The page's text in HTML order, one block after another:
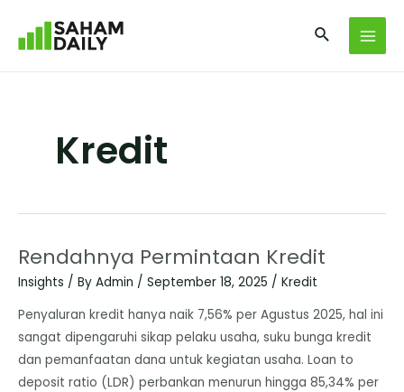
Kredit
Rendahnya Permintaan Kredit
Insights / By Admin / September 18, 2025 / Kredit
Penyaluran kredit hanya naik 7,56% per Agustus 2025, hal ini
sangat dipengaruhi sikap pelaku usaha, suku bunga kredit
dan pemanfaatan dana untuk kegiatan usaha. Loan to
deposit ratio (LDR) perbankan menurun hingga 85,34% per